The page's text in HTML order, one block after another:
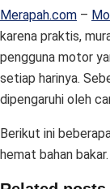
Merapah.com –
karena praktis,
pengguna motor
setiap harinya.
dipengaruhi oleh
Berikut ini
hemat bahan bakar.